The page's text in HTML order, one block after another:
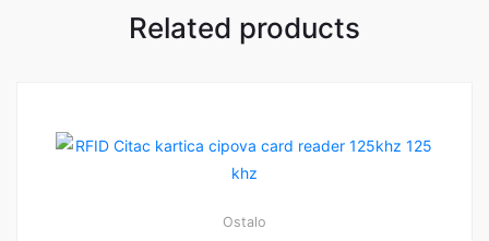
Related products
Ostalo